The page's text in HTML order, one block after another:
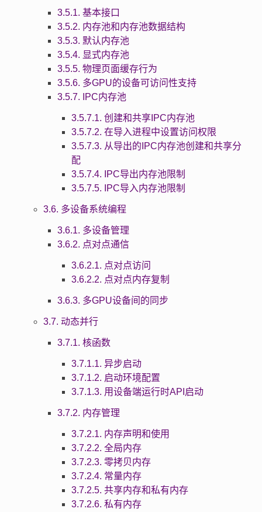
3.5.1. 基本接口
3.5.2. 内存池和内存池数据结构
3.5.3. 默认内存池
3.5.4. 显式内存池
3.5.5. 物理页面缓存行为
3.5.6. 多GPU的设备可访问性支持
3.5.7. IPC内存池
3.5.7.1. 创建和共享IPC内存池
3.5.7.2. 在导入进程中设置访问权限
3.5.7.3. 从导出的IPC内存池创建和共享分
配
3.5.7.4. IPC导出内存池限制
3.5.7.5. IPC导入内存池限制
3.6. 多设备系统编程
3.6.1. 多设备管理
3.6.2. 点对点通信
3.6.2.1. 点对点访问
3.6.2.2. 点对点内存复制
3.6.3. 多GPU设备间的同步
3.7. 动态并行
3.7.1. 核函数
3.7.1.1. 异步启动
3.7.1.2. 启动环境配置
3.7.1.3. 用设备端运行时API启动
3.7.2. 内存管理
3.7.2.1. 内存声明和使用
3.7.2.2. 全局内存
3.7.2.3. 零拷贝内存
3.7.2.4. 常量内存
3.7.2.5. 共享内存和私有内存
3.7.2.6. 私有内存